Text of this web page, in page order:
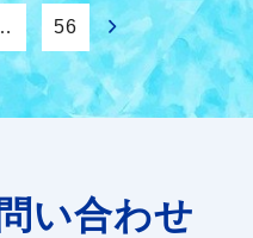
56
い合わせ